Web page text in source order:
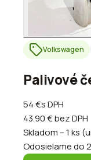
Volkswagen
Palivové
54 €s DPH
43.90 €bez DPH
Skladom – 1 ks
Odosielame do